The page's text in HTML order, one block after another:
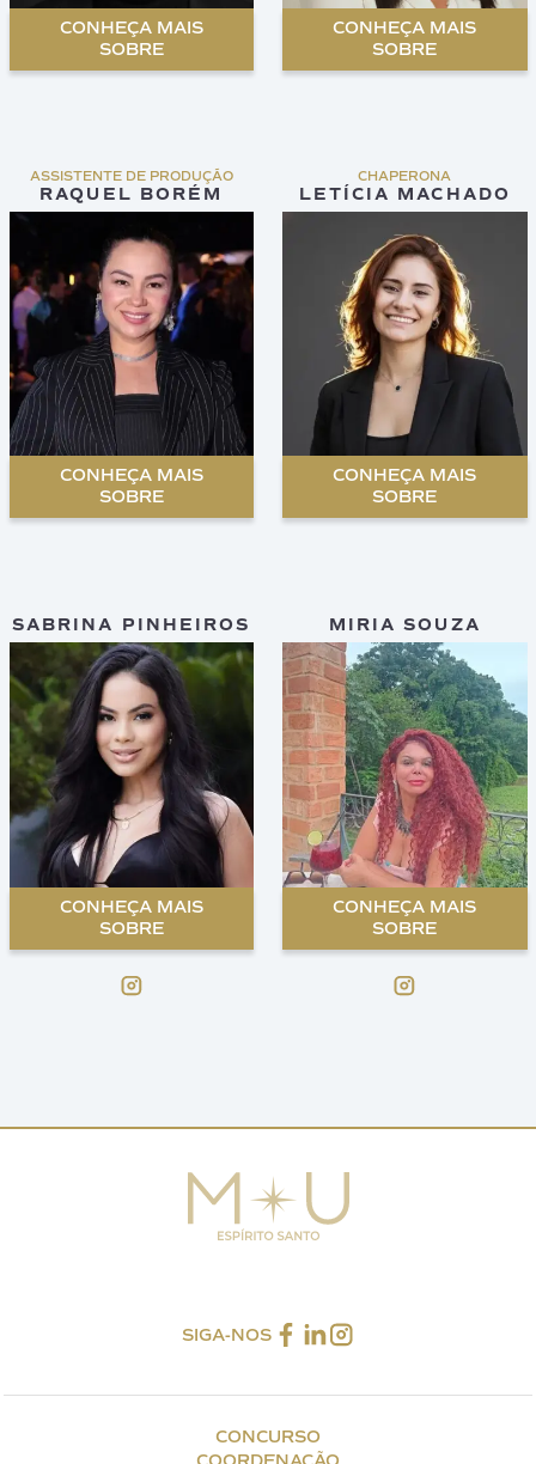
CONHEÇA MAIS
SOBRE
CONHEÇA MAIS
SOBRE
ASSISTENTE DE PRODUÇÃO
RAQUEL BORÉM
CONHEÇA MAIS
SOBRE
CHAPERONA
LETÍCIA MACHADO
CONHEÇA MAIS
SOBRE
SABRINA PINHEIROS
CONHEÇA MAIS
SOBRE
MIRIA SOUZA
CONHEÇA MAIS
SOBRE
SIGA-NOS
CONCURSO